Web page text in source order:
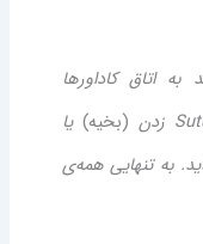
اتاق کاداورها
(بخیه) یا
به تنهایی همه‌ی